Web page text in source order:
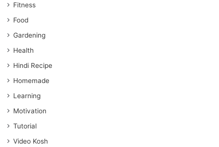
Fitness
Food
Gardening
Health
Hindi Recipe
Homemade
Learning
Motivation
Tutorial
Video Kosh